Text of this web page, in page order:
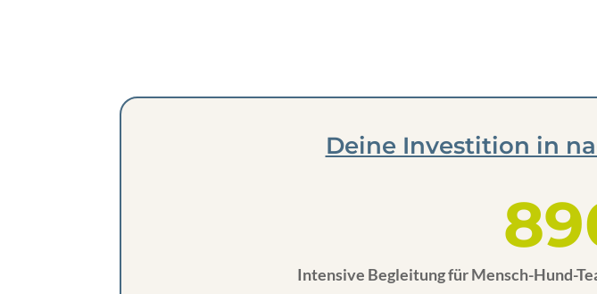
Deine Investition in
Intensive Begleitung für Mensch-Hund-